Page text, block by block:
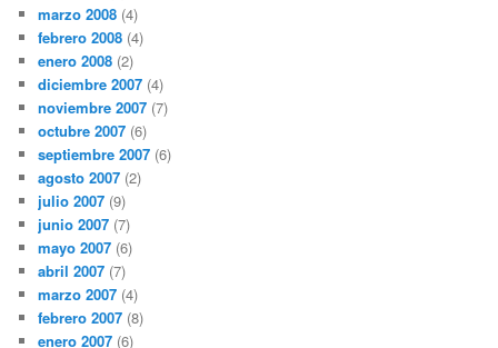
marzo 2008 (4)
febrero 2008 (4)
enero 2008 (2)
diciembre 2007 (4)
noviembre 2007 (7)
octubre 2007 (6)
septiembre 2007 (6)
agosto 2007 (2)
julio 2007 (9)
junio 2007 (7)
mayo 2007 (6)
abril 2007 (7)
marzo 2007 (4)
febrero 2007 (8)
enero 2007 (6)